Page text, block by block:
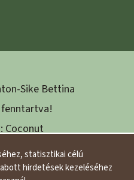
Sike Bettina
with love
CoconutDesign
statisztikai célú
hirdetések kezeléséhez